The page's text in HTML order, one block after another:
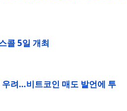
콜 5일 개최
려…비트코인 매도 발언에 투